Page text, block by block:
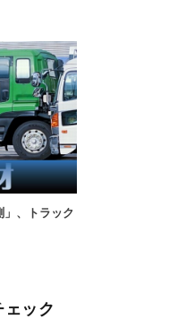
」、トラック
ェック